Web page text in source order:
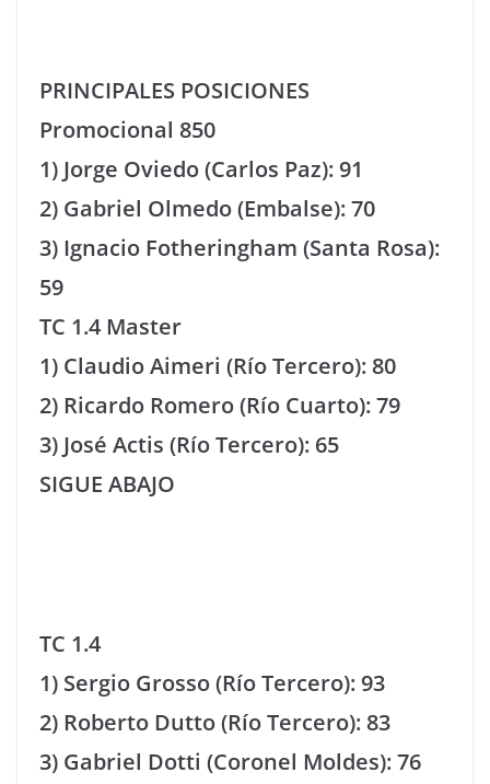
PRINCIPALES POSICIONES
Promocional 850
1) Jorge Oviedo (Carlos Paz): 91
2) Gabriel Olmedo (Embalse): 70
3) Ignacio Fotheringham (Santa Rosa):
59
TC 1.4 Master
1) Claudio Aimeri (Río Tercero): 80
2) Ricardo Romero (Río Cuarto): 79
3) José Actis (Río Tercero): 65
SIGUE ABAJO
TC 1.4
1) Sergio Grosso (Río Tercero): 93
2) Roberto Dutto (Río Tercero): 83
3) Gabriel Dotti (Coronel Moldes): 76